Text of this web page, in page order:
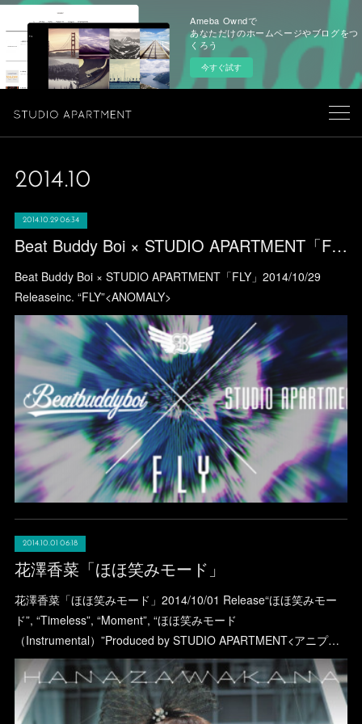
Ameba Owndで
あなただけのホームページやブログをつ
くろう
今すぐ試す
2014.10
2014.10.29 06:34
Beat Buddy Boi × STUDIO APARTMENT「FLY」
Beat Buddy Boi × STUDIO APARTMENT「FLY」2014/10/29
Releaseinc. “FLY”<ANOMALY>
2014.10.01 06:18
花澤香菜「ほほ笑みモード」
花澤香菜「ほほ笑みモード」2014/10/01 Release“ほほ笑みモー
ド”, “Timeless”, “Moment”, “ほほ笑みモード
（Instrumental）”Produced by STUDIO APARTMENT<アニプ…